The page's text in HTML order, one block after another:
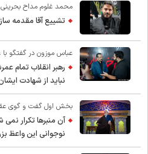
محمد غلوم مداح بحرینی
تشییع آقا مقدمه
عباس موزون در گفتگو با
رهبر انقلاب تمام
نباید از شهادت
بخش اول گفت و گوی
آن منبرها تکرار نمی
نوجوانی این واعظ
اسلام